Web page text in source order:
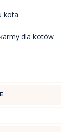
kota
dla kotów